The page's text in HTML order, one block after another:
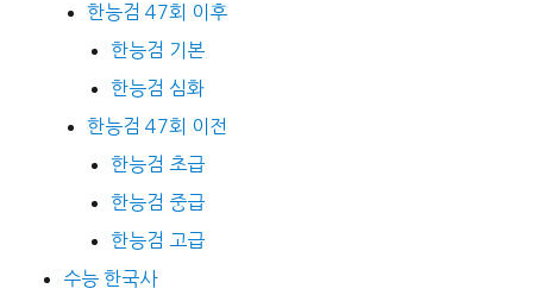
한능검 47회 이후
한능검 기본
한능검 심화
한능검 47회 이전
한능검 초급
한능검 중급
한능검 고급
수능 한국사